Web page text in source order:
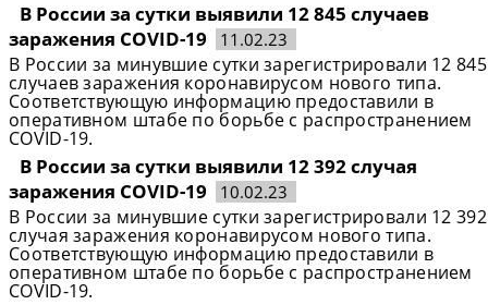
В России за сутки выявили 12 845 случаев
заражения COVID-19
11.02.23
В России за минувшие сутки зарегистрировали 12 845
случаев заражения коронавирусом нового типа.
Соответствующую информацию предоставили в
оперативном штабе по борьбе с распространением
COVID-19.
В России за сутки выявили 12 392 случая
заражения COVID-19
10.02.23
В России за минувшие сутки зарегистрировали 12 392
случая заражения коронавирусом нового типа.
Соответствующую информацию предоставили в
оперативном штабе по борьбе с распространением
COVID-19.